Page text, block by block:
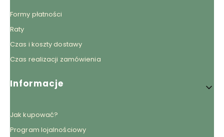
Formy płatności
Raty
Czas i koszty dostawy
Czas realizacji zamówienia
Informacje
Jak kupować?
Program lojalnościowy